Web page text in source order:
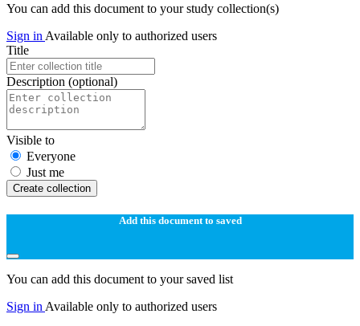
You can add this document to your study collection(s)
Sign in Available only to authorized users
Title
Description (optional)
Visible to
Everyone
Just me
Create collection
Add this document to saved
You can add this document to your saved list
Sign in Available only to authorized users